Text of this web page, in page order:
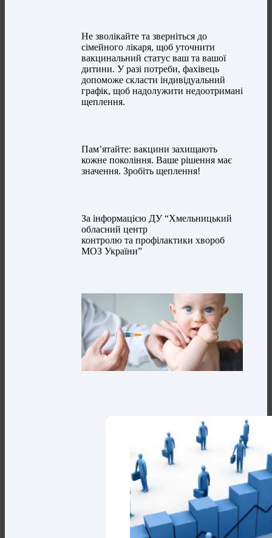
Не зволікайте та зверніться до
сімейного лікаря, щоб уточнити
вакцинальний статус ваш та вашої
дитини. У разі потреби, фахівець
допоможе скласти індивідуальний
графік, щоб надолужити недоотримані
щеплення.
Пам’ятайте: вакцини захищають
кожне покоління. Ваше рішення має
значення. Зробіть щеплення!
За інформацією ДУ “Хмельницький
обласний центр
контролю та профілактики хвороб
МОЗ України”